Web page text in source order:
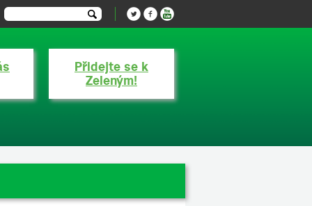
Přidejte se k
Zeleným!